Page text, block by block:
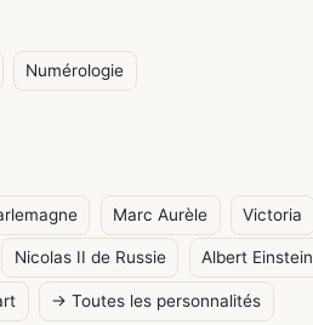
Numérologie
Marc Aurèle Victoria
Nicolas II de Russie Albert Einstein
→ Toutes les personnalités